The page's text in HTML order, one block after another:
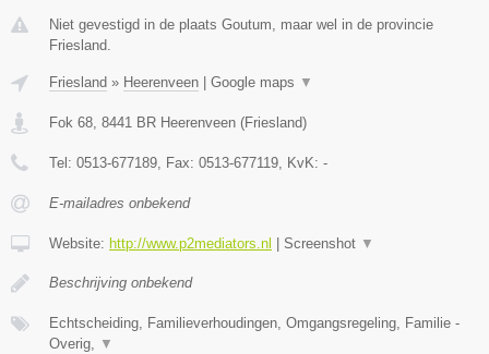
Niet gevestigd in de plaats Goutum, maar wel in de provincie
Friesland.
Friesland » Heerenveen Google maps ▼
Fok 68, 8441 BR Heerenveen (Friesland)
Tel: 0513-677189, Fax: 0513-677119, KvK: -
E-mailadres onbekend
Website: http://www.p2mediators.nl Screenshot ▼
Beschrijving onbekend
Echtscheiding, Familieverhoudingen, Omgangsregeling, Familie -
Overig, ▼